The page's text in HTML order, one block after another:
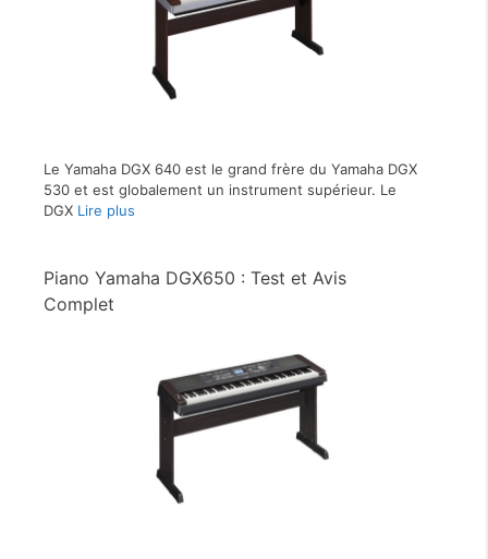
Le Yamaha DGX 640 est le grand frère du Yamaha DGX
530 et est globalement un instrument supérieur. Le
DGX Lire plus
Piano Yamaha DGX650 : Test et Avis
Complet